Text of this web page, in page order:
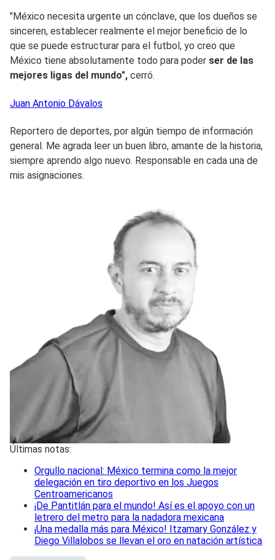
"México necesita urgente un cónclave, que los dueños se
sinceren, establecer realmente el mejor beneficio de lo
que se puede estructurar para el futbol, yo creo que
México tiene absolutamente todo para poder ser de las
mejores ligas del mundo", cerró.
Juan Antonio Dávalos
Reportero de deportes, por algún tiempo de información
general. Me agrada leer un buen libro, amante de la historia,
siempre aprendo algo nuevo. Responsable en cada una de
mis asignaciones.
Últimas notas:
Orgullo nacional: México termina como la mejor
delegación en tiro deportivo en los Juegos
Centroamericanos
¡De Pantitlán para el mundo! Así es el apoyo con un
letrero del metro para la nadadora mexicana
¡Una medalla más para México! Itzamary González y
Diego Villalobos se llevan el oro en natación artística